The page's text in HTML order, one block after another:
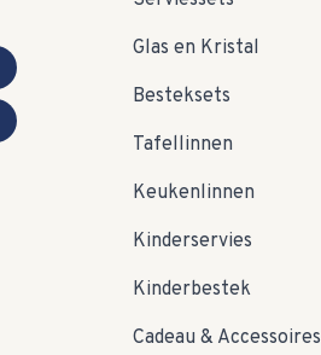
Glas en Kristal
Besteksets
Tafellinnen
Keukenlinnen
Kinderservies
Kinderbestek
Cadeau & Accessoires